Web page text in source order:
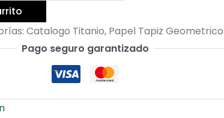
Catalogo Titanio, Papel Tapiz
Pago seguro garantizado